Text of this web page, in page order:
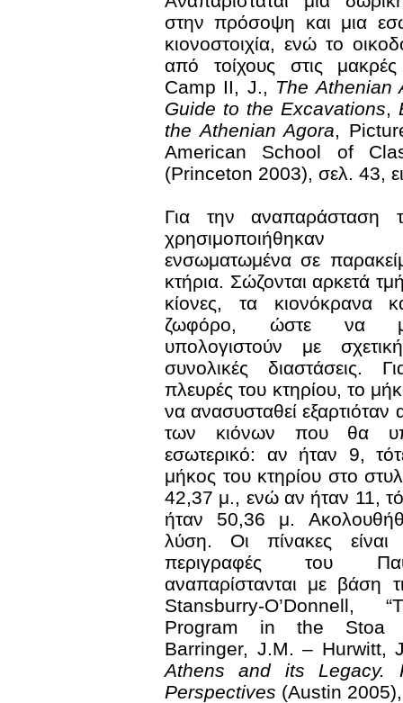
στην πρόσοψη και μια
κιονοστοιχία, ενώ το
από τοίχους στις
Camp II, J., The Athenian
Guide to the Excavations,
the Athenian Agora,
American School of
(Princeton 2003), σελ. 43,
Για την αναπαράσταση
ενσωματωμένα σε
κτήρια. Σώζονται αρκετά
κίονες, τα κιονόκρανα
ζωφόρο, ώστε να
υπολογιστούν με
συνολικές διαστάσεις.
πλευρές του κτηρίου, το
να ανασυσταθεί
των κιόνων που θα
εσωτερικό: αν ήταν 9,
μήκος του κτηρίου στο
42,37 μ., ενώ αν ήταν 11,
ήταν 50,36 μ.
λύση. Οι πίνακες
περιγραφές του
αναπαρίστανται με βάση
Stansburry-O’Donnell,
Program in the Stoa
Barringer, J.M. – Hurwitt,
Athensand its Legacy.
Perspectives (Austin